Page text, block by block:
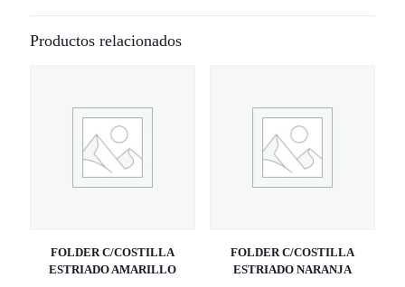
Productos relacionados
FOLDER C/COSTILLA
ESTRIADO AMARILLO
FOLDER C/COSTILLA
ESTRIADO NARANJA